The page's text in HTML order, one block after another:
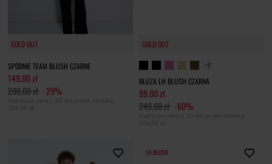
SOLD OUT
SOLD OUT
SPODNIE TEAM BLUSH CZARNE
149,00 zł
209,00 zł -29%
Najniższa cena z 30 dni przed obniżką
209,00 zł
SOLD OUT
+2
BLUZA LH BLUSH CZARNA
99,00 zł
249,00 zł -60%
Najniższa cena z 30 dni przed obniżką
124,00 zł
LH BLUSH